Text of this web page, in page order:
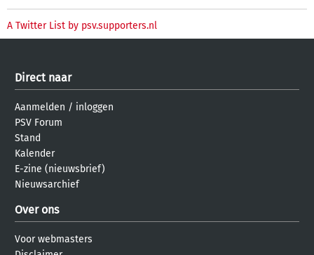
A Twitter List by psv.supporters.nl
Direct naar
Aanmelden / inloggen
PSV Forum
Stand
Kalender
E-zine (nieuwsbrief)
Nieuwsarchief
Over ons
Voor webmasters